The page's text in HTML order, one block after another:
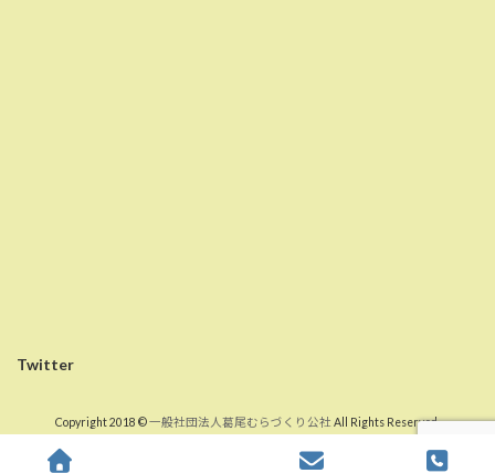
Twitter
Copyright 2018 ©一般社団法人葛尾むらづくり公社 All Rights Reserved.